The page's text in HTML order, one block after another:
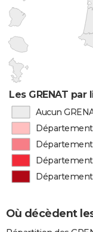
Les GRENAT
Aucun
Département
Département
Où décèdent